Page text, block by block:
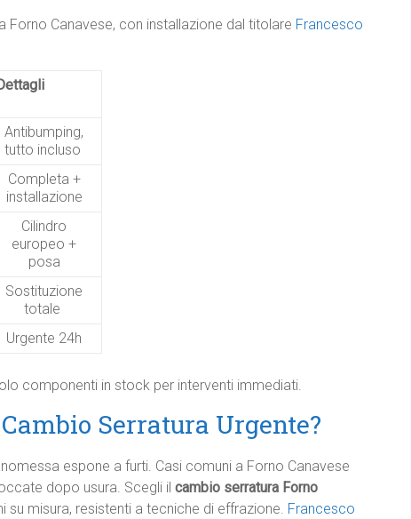
Canavese, con installazione dal titolare Francesco
Antibumping,
tutto incluso
Completa +
installazione
Cilindro
europeo +
posa
Sostituzione
totale
Urgente 24h
componenti in stock per interventi immediati.
Serratura Urgente?
espone a furti. Casi comuni a Forno Canavese
dopo usura. Scegli il cambio serratura Forno
su misura, resistenti a tecniche di effrazione. Francesco